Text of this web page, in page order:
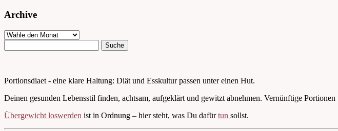
Archive
Portionsdiaet - eine klare Haltung: Diät und Esskultur passen unter einen Hut.
Deinen gesunden Lebensstil finden, achtsam, aufgeklärt und gewitzt abnehmen. Vernünftige
Übergewicht loswerden ist in Ordnung – hier steht, was Du dafürtun sollst.